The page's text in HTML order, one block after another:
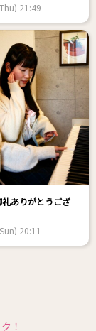
21:49
ありがとうござ
20:11
！